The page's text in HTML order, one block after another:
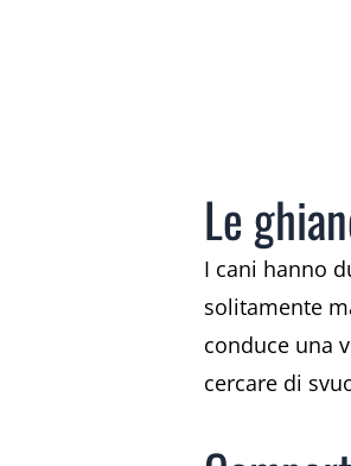
Le
I cani hanno
solitamente
conduce una
cercare di